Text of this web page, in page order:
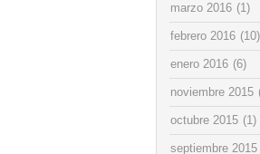
marzo 2016 (1)
febrero 2016 (10)
enero 2016 (6)
noviembre 2015
octubre 2015 (1)
septiembre 2015